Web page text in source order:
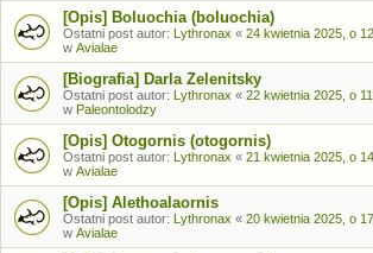
[Opis] Boluochia (boluochia)
Ostatni post autor: Lythronax « 24 kwietnia 2025, o
w Avialae
[Biografia] Darla Zelenitsky
Ostatni post autor: Lythronax « 22 kwietnia 2025, o
w Paleontolodzy
[Opis] Otogornis (otogornis)
Ostatni post autor: Lythronax « 21 kwietnia 2025, o
w Avialae
[Opis] Alethoalaornis
Ostatni post autor: Lythronax « 20 kwietnia 2025, o
w Avialae